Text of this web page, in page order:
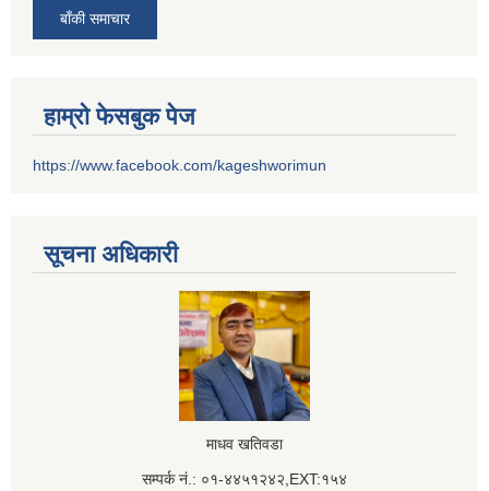
बाँकी समाचार
हाम्रो फेसबुक पेज
https://www.facebook.com/kageshworimun
सूचना अधिकारी
माधव खतिवडा
सम्पर्क नं.: ०१-४४५१२४२,EXT:१५४